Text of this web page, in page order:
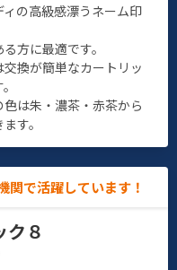
ィの高級感漂うネーム印
方に最適です。
交換が簡単なカートリッ
色は朱・濃茶・赤茶から
す。
関で活躍しています！
ク８